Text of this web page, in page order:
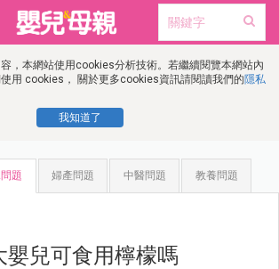
，本網站使用cookies分析技術。若繼續閱覽本網站內
用 cookies， 關於更多cookies資訊請閱讀我們的隱私
我知道了
題 婦產問題 中醫問題 教養問題
嬰兒可食用檸檬嗎